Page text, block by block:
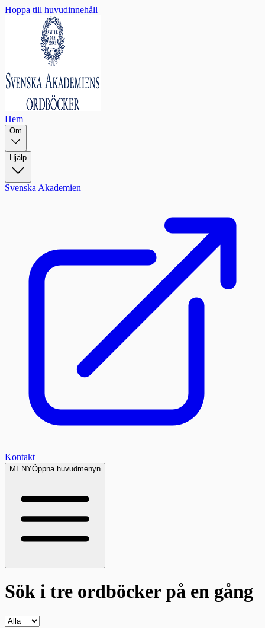
Hoppa till huvudinnehåll
Hem
Om
Hjälp
Svenska Akademien
Kontakt
MENYÖppna huvudmenyn
Sök i tre ordböckerpå en gång